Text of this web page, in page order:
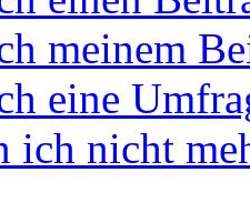
meinem
eine
ich nicht